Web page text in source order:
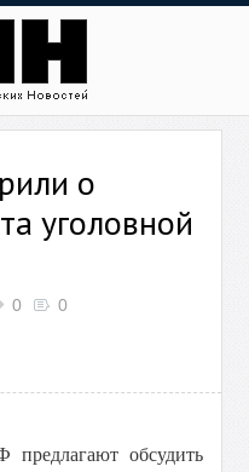
о
уголовной
0 0
обсудить